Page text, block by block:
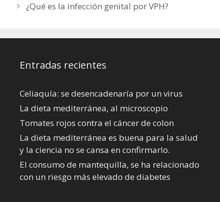
¿Qué es la infección genital por VPH?
Entradas recientes
Celiaquía: se desencadenaría por un virus
La dieta mediterránea, al microscopio
Tomates rojos contra el cáncer de colon
La dieta mediterránea es buena para la salud
y la ciencia no se cansa en confirmarlo.
El consumo de mantequilla, se ha relacionado
con un riesgo más elevado de diabetes